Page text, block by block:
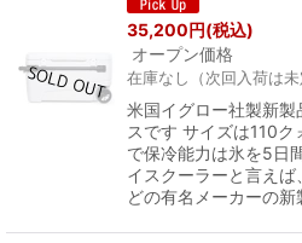
35,200円(税込)
オープン価格
在庫なし（次回入荷は未
米国イグロー社製新製
スです サイズは110ク
で保冷能力は氷を5日
イスクーラーと言え
どの有名メーカーの